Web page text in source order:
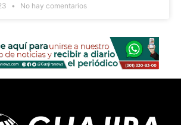
No hay comentarios